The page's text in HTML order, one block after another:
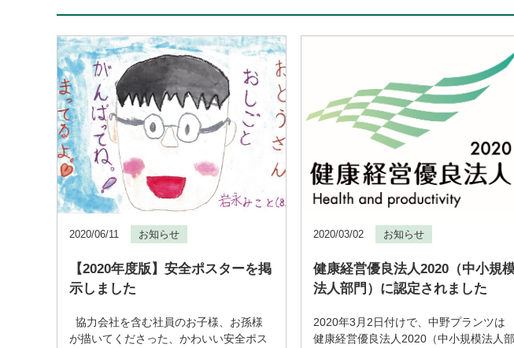
2020/06/11 お知らせ
【2020年度版】安全ポスターを掲
示しました
協力会社を含む社員のお子様、お孫様
が描いてくださった、かわいい安全ポス
2020/03/02 お知らせ
健康経営優良法人2020（中小規
法人部門）に認定されました
2020年3月2日付けで、中野プランツは
健康経営優良法人2020（中小規模法人部